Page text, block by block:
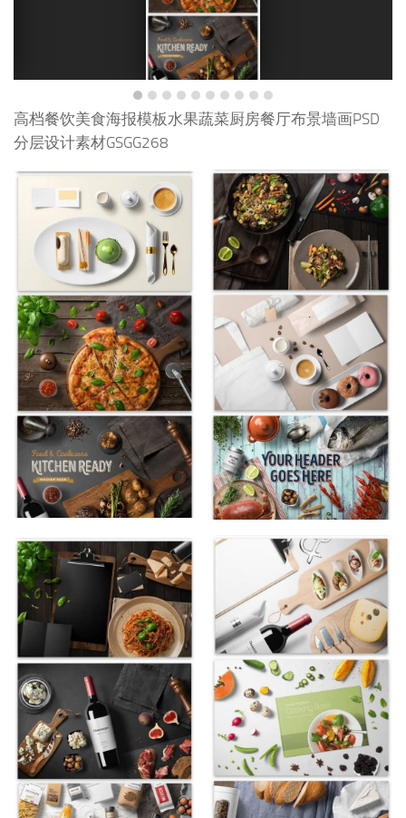
高档餐饮美食海报模板水果蔬菜厨房餐厅布景墙画PSD
分层设计素材GSGG268